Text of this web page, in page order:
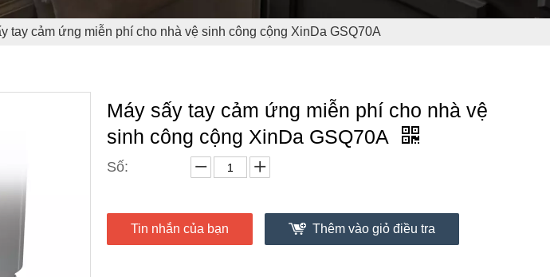
tay cảm ứng miễn phí cho nhà vệ sinh công cộng XinDa GSQ70A
Máy sấy tay cảm ứng miễn phí cho nhà vệ
sinh công cộng XinDa GSQ70A
Số:
Tin nhắn của bạn Thêm vào giỏ điều tra